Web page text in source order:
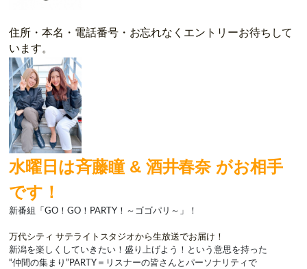
住所・本名・電話番号・お忘れなくエントリーお待ちして
います。
水曜日は斉藤瞳 & 酒井春奈がお相手
です！
新番組「GO ！GO ！ PARTY ！～ゴゴパリ～」！
万代シティ サテライトスタジオから生放送でお届け！
新潟を楽しくしていきたい！盛り上げよう！という意思を持った
“仲間の集まり” PARTY ＝リスナーの皆さんとパーソナリティで